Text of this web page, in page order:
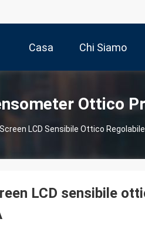
Casa Chi Siamo
Ottico
LCD Sensibile Ottico
LCD sensibile